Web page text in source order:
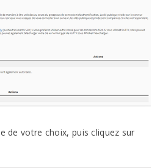
de votre choix, puis cliquez sur